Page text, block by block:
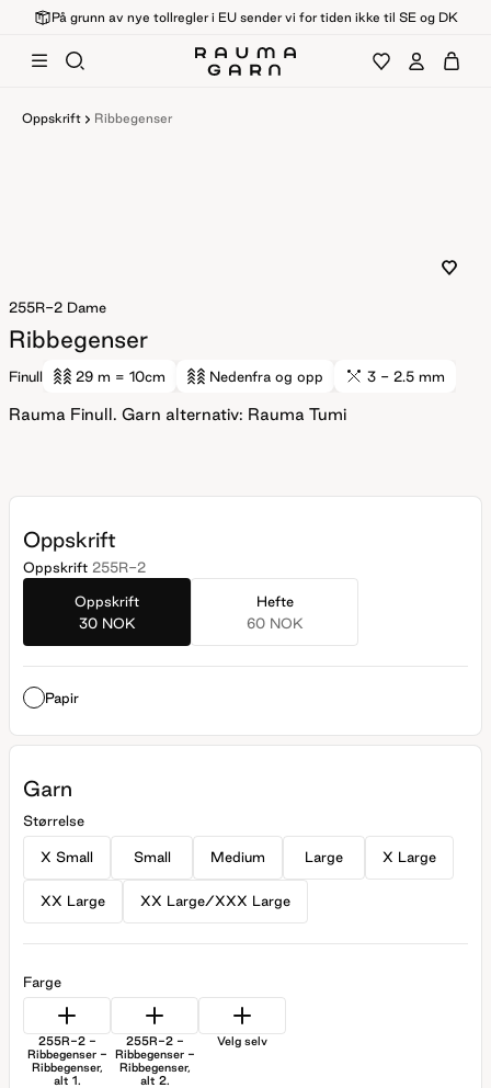
På grunn av nye tollregler i EU sender vi for tiden ikke til SE og DK
Oppskrift Ribbegenser
255R-2 Dame
Ribbegenser
Finull 29 m = 10cm Nedenfra og opp 3 - 2.5 mm
Rauma Finull. Garn alternativ: Rauma Tumi
Oppskrift
Oppskrift 255R-2
Oppskrift
30 NOK
Hefte
60 NOK
Papir
Garn
Størrelse
X Small Small Medium Large X Large
XX Large XX Large/XXX Large
Farge
255R-2 -
Ribbegenser -
Ribbegenser,
alt 1.
255R-2 -
Ribbegenser -
Ribbegenser,
alt 2.
Velg selv